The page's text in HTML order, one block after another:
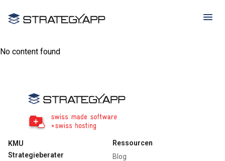
No content found
KMU
Strategieberater
Ressourcen
Blog